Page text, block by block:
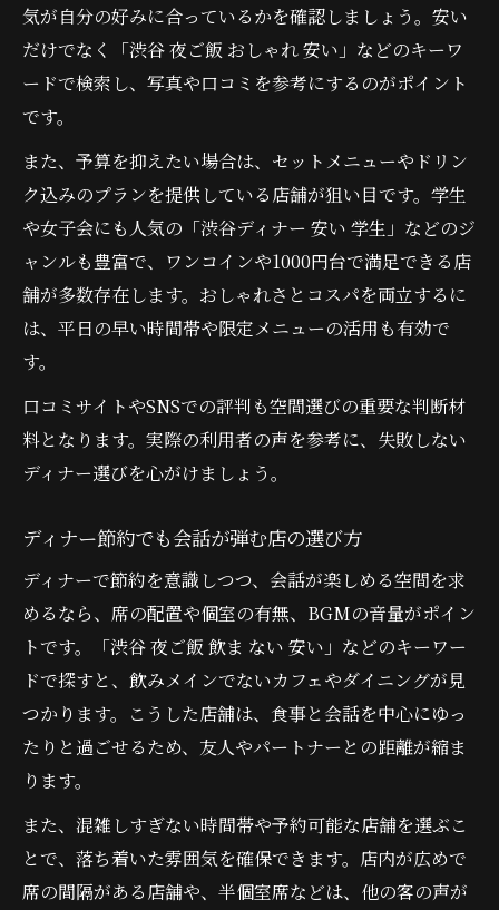
気が自分の好みに合っているかを確認しましょう。安い
だけでなく「渋谷 夜ご飯 おしゃれ 安い」などのキーワ
ードで検索し、写真や口コミを参考にするのがポイント
です。
また、予算を抑えたい場合は、セットメニューやドリン
ク込みのプランを提供している店舗が狙い目です。学生
や女子会にも人気の「渋谷ディナー 安い 学生」などのジ
ャンルも豊富で、ワンコインや1000円台で満足できる店
舗が多数存在します。おしゃれさとコスパを両立するに
は、平日の早い時間帯や限定メニューの活用も有効で
す。
口コミサイトやSNSでの評判も空間選びの重要な判断材
料となります。実際の利用者の声を参考に、失敗しない
ディナー選びを心がけましょう。
ディナー節約でも会話が弾む店の選び方
ディナーで節約を意識しつつ、会話が楽しめる空間を求
めるなら、席の配置や個室の有無、BGMの音量がポイン
トです。「渋谷 夜ご飯 飲ま ない 安い」などのキーワー
ドで探すと、飲みメインでないカフェやダイニングが見
つかります。こうした店舗は、食事と会話を中心にゆっ
たりと過ごせるため、友人やパートナーとの距離が縮ま
ります。
また、混雑しすぎない時間帯や予約可能な店舗を選ぶこ
とで、落ち着いた雰囲気を確保できます。店内が広めで
席の間隔がある店舗や、半個室席などは、他の客の声が